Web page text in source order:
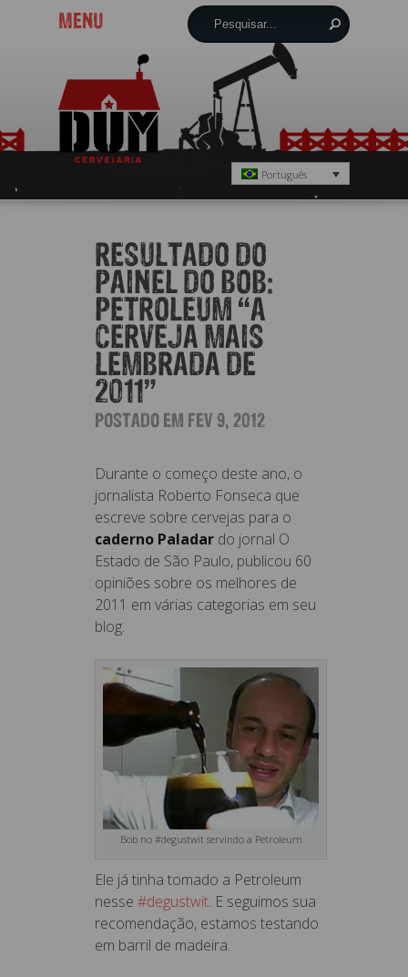
MENU
Português
RESULTADO DO
PAINEL DO BOB:
PETROLEUM “A
CERVEJA MAIS
LEMBRADA DE
2011”
POSTADO EM FEV 9, 2012
Durante o começo deste ano, o
jornalista Roberto Fonseca que
escreve sobre cervejas para o
caderno Paladar do jornal O
Estado de São Paulo, publicou 60
opiniões sobre os melhores de
2011 em várias categorias em seu
blog.
Bob no #degustwit servindo a Petroleum
Ele já tinha tomado a Petroleum
nesse #degustwit. E seguimos sua
recomendação, estamos testando
em barril de madeira.